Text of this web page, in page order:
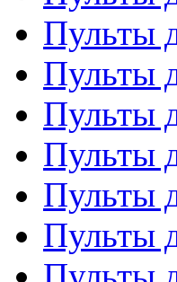
Пульты
Пульты
Пульты
Пульты
Пульты
Пульты